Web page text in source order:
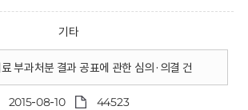
기타
부과처분 결과 공표에 관한 심의·의결 건
2015-08-10 44523